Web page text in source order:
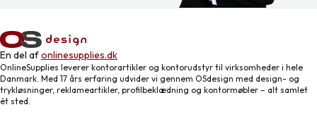
En del afonlinesupplies.dk
OnlineSupplies leverer kontorartikler og kontorudstyr til virksomheder i hele
Danmark. Med 17 års erfaring udvider vi gennem OSdesign med design- og
trykløsninger, reklameartikler, profilbeklædning og kontormøbler – alt samlet
ét sted.